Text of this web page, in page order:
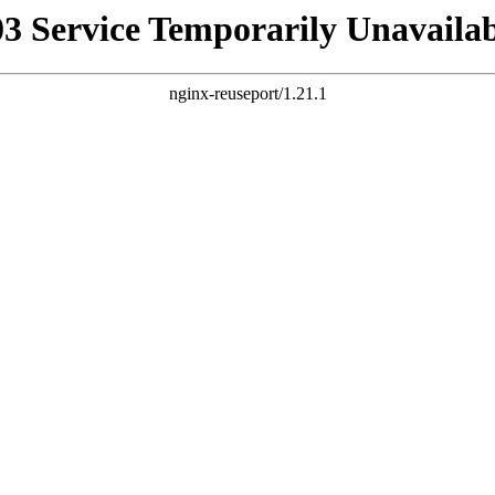
Service Temporarily
nginx-reuseport/1.21.1